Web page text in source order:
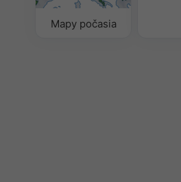
Mapy počasia